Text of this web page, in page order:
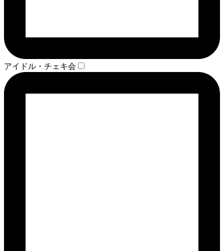
アイドル・チェキ会